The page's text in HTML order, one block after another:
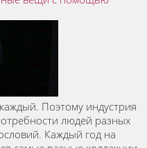
Поэтому индустрия
людей разных
Каждый год на